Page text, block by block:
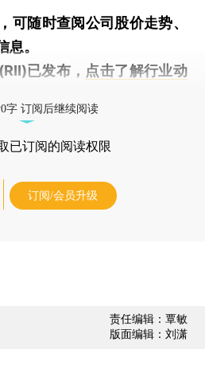
，可随时查阅公司股价走势、
。
已发布， 点击了解行业动
字 订阅后继续阅读
已订阅的阅读权限
订阅/会员升级
责任编辑：覃敏
版面编辑：刘潇